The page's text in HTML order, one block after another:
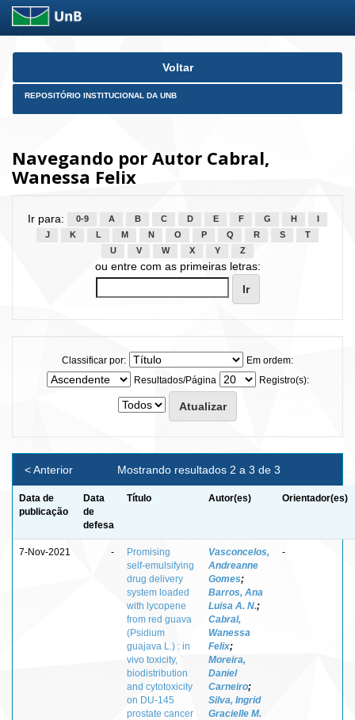
Skip
Voltar
REPOSITÓRIO INSTITUCIONAL DA UNB
Navegando por Autor Cabral,
Wanessa Felix
Ir para: 0-9 A B C D E F G H
J
K L M N O P Q R S
T
U
V W X Y Z
ou entre com as primeiras letras:
Classificar por:
Em ordem:
Resultados/Página
Registro(s):
Mostrando resultados 2 a 3 de 3
< Anterior
Data de
publicação
Data
de
defesa
Título Autor(es) Orientador(es)
7-Nov-2021 -
Promising
self‑emulsifying
drug delivery
system loaded
with lycopene
from red guava
(Psidium
guajava L.) : in
vivo toxicity,
biodistribution
and cytotoxicity
on DU‑145
prostate cancer
Vasconcelos,
Andreanne
Gomes;
Barros, Ana
Luisa A. N.;
Cabral,
Wanessa
Felix;
Moreira,
Daniel
Carneiro;
Silva, Ingrid
Gracielle M.
-